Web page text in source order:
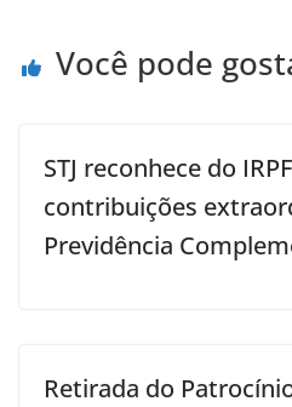
Você pode
STJ reconhece do
contribuições
Previdência
Retirada do